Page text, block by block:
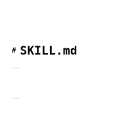
# SKILL.md
---
---